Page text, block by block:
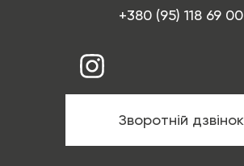
+380 (95) 118 69 00
Зворотній дзвінок